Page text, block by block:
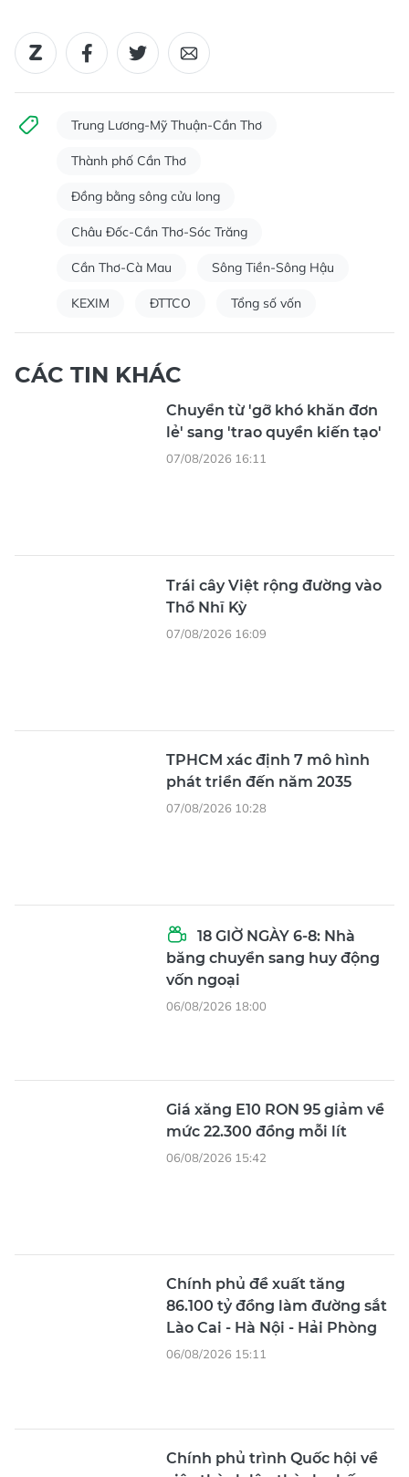
Trung Lương-Mỹ Thuận-Cần Thơ
Thành phố Cần Thơ
Đồng bằng sông cửu long
Châu Đốc-Cần Thơ-Sóc Trăng
Cần Thơ-Cà Mau Sông Tiền-Sông Hậu
KEXIM ĐTTCO Tổng số vốn
CÁC TIN KHÁC
Chuyển từ 'gỡ khó khăn đơn
lẻ' sang 'trao quyền kiến tạo'
07/08/2026 16:11
Trái cây Việt rộng đường vào
Thổ Nhĩ Kỳ
07/08/2026 16:09
TPHCM xác định 7 mô hình
phát triển đến năm 2035
07/08/2026 10:28
18 GIỜ NGÀY 6-8: Nhà
băng chuyển sang huy động
vốn ngoại
06/08/2026 18:00
Giá xăng E10 RON 95 giảm về
mức 22.300 đồng mỗi lít
06/08/2026 15:42
Chính phủ đề xuất tăng
86.100 tỷ đồng làm đường sắt
Lào Cai - Hà Nội - Hải Phòng
06/08/2026 15:11
Chính phủ trình Quốc hội về